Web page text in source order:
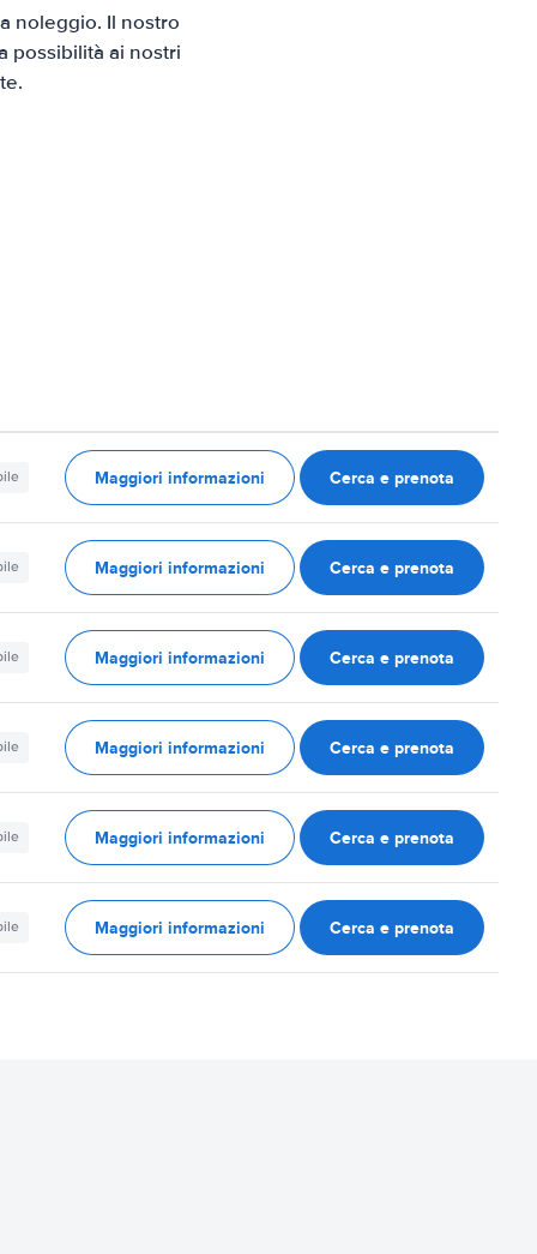
noleggio. Il nostro
possibilità ai nostri
Maggiori informazioni Cerca e prenota
Maggiori informazioni Cerca e prenota
Maggiori informazioni Cerca e prenota
Maggiori informazioni Cerca e prenota
Maggiori informazioni Cerca e prenota
Maggiori informazioni Cerca e prenota